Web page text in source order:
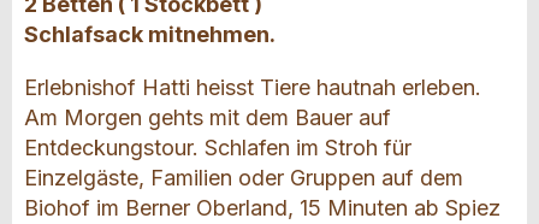
Schlafsack mitnehmen.
Erlebnishof Hatti heisst Tiere hautnah erleben.
Am Morgen gehts mit dem Bauer auf
Entdeckungstour. Schlafen im Stroh für
Einzelgäste, Familien oder Gruppen auf dem
Biohof im Berner Oberland, 15 Minuten ab Spiez